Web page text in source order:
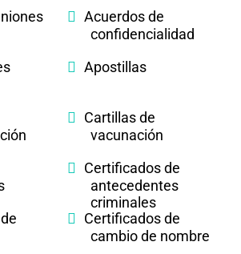
Acuerdos de
confidencialidad
Apostillas
Cartillas de
vacunación
Certificados de
antecedentes
criminales
Certificados de
cambio de nombre